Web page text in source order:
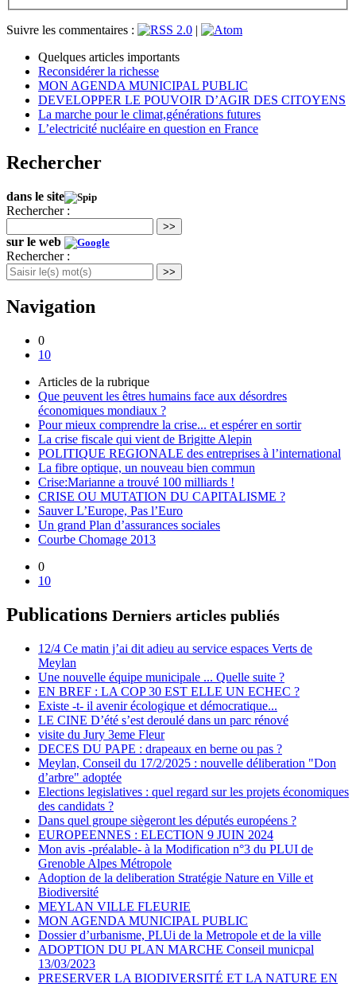
Suivre les commentaires :
|
Quelques articles importants
Reconsidérer la richesse
MON AGENDA MUNICIPAL PUBLIC
DEVELOPPER LE POUVOIR D’AGIR DES CITOYENS
La marche pour le climat,générations futures
L’electricité nucléaire en question en France
Rechercher
dans le site
Rechercher :
>>
sur le web
Rechercher :
>>
Navigation
0
10
Articles de la rubrique
Que peuvent les êtres humains face aux désordres
économiques mondiaux ?
Pour mieux comprendre la crise... et espérer en sortir
La crise fiscale qui vient de Brigitte Alepin
POLITIQUE REGIONALE des entreprises à l’international
La fibre optique, un nouveau bien commun
Crise:Marianne a trouvé 100 milliards !
CRISE OU MUTATION DU CAPITALISME ?
Sauver L’Europe, Pas l’Euro
Un grand Plan d’assurances sociales
Courbe Chomage 2013
0
10
Publications Derniers articles publiés
12/4 Ce matin j’ai dit adieu au service espaces Verts de
Meylan
Une nouvelle équipe municipale ... Quelle suite ?
EN BREF : LA COP 30 EST ELLE UN ECHEC ?
Existe -t- il avenir écologique et démocratique...
LE CINE D’été s’est deroulé dans un parc rénové
visite du Jury 3eme Fleur
DECES DU PAPE : drapeaux en berne ou pas ?
Meylan, Conseil du 17/2/2025 : nouvelle déliberation "Don
d’arbre" adoptée
Elections legislatives : quel regard sur les projets économiques
des candidats ?
Dans quel groupe siègeront les députés européens ?
EUROPEENNES : ELECTION 9 JUIN 2024
Mon avis -préalable- à la Modification n°3 du PLUI de
Grenoble Alpes Métropole
Adoption de la deliberation Stratégie Nature en Ville et
Biodiversité
MEYLAN VILLE FLEURIE
MON AGENDA MUNICIPAL PUBLIC
Dossier d’urbanisme, PLUi de la Metropole et de la ville
ADOPTION DU PLAN MARCHE Conseil municpal
13/03/2023
PRESERVER LA BIODIVERSITÉ ET LA NATURE EN